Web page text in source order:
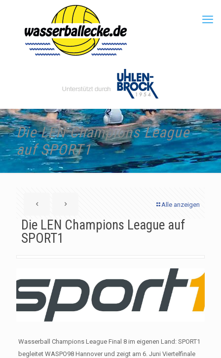
Die LEN Champions League
auf SPORT1
Alle anzeigen
Die LEN Champions League auf
SPORT1
Wasserball Champions League Final 8 im eigenen Land: SPORT1
begleitet WASPO98 Hannover und zeigt am 6. Juni Viertelfinale